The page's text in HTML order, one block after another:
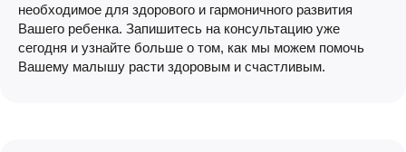
необходимое для здорового и гармоничного развития
Вашего ребенка. Запишитесь на консультацию уже
сегодня и узнайте больше о том, как мы можем помочь
Вашему малышу расти здоровым и счастливым.